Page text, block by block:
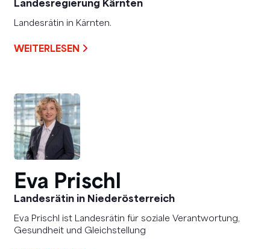
Landesrätin in Kärnten.
WEITERLESEN
Eva Prischl
Landesrätin in Niederösterreich
Eva Prischl ist Landesrätin für soziale Verantwortung,
Gesundheit und Gleichstellung